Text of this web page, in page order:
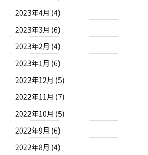
2023年4月 (4)
2023年3月 (6)
2023年2月 (4)
2023年1月 (6)
2022年12月 (5)
2022年11月 (7)
2022年10月 (5)
2022年9月 (6)
2022年8月 (4)